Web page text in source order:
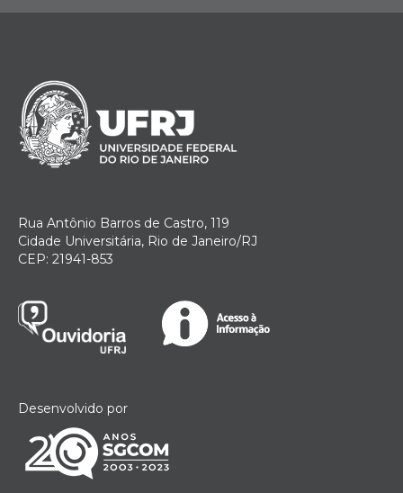
Rua Antônio Barros de Castro, 119
Cidade Universitária, Rio de Janeiro/RJ
CEP: 21941-853
Desenvolvido por